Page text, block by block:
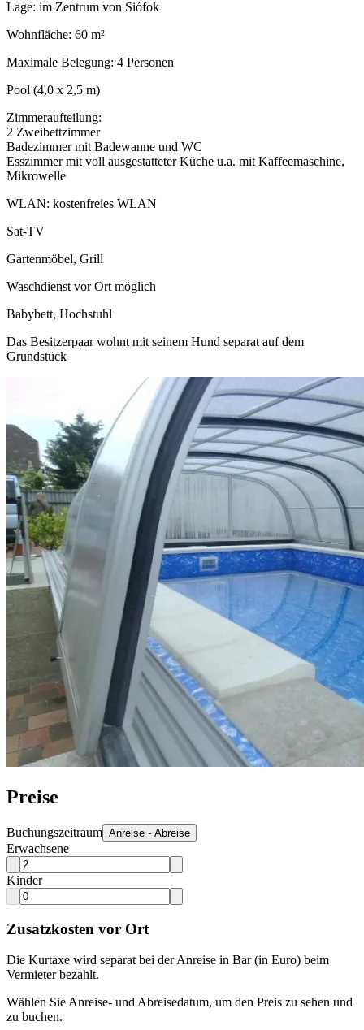
Lage: im Zentrum von Siófok
Wohnfläche: 60 m²
Maximale Belegung: 4 Personen
Pool (4,0 x 2,5 m)
Zimmeraufteilung:
2 Zweibettzimmer
Badezimmer mit Badewanne und WC
Esszimmer mit voll ausgestatteter Küche u.a. mit Kaffeemaschine,
Mikrowelle
WLAN: kostenfreies WLAN
Sat-TV
Gartenmöbel, Grill
Waschdienst vor Ort möglich
Babybett, Hochstuhl
Das Besitzerpaar wohnt mit seinem Hund separat auf dem
Grundstück
Preise
Buchungszeitraum Anreise - Abreise
Erwachsene
Kinder
Zusatzkosten vor Ort
Die Kurtaxe wird separat bei der Anreise in Bar (in Euro) beim
Vermieter bezahlt.
Wählen Sie Anreise- und Abreisedatum, um den Preis zu sehen und
zu buchen.